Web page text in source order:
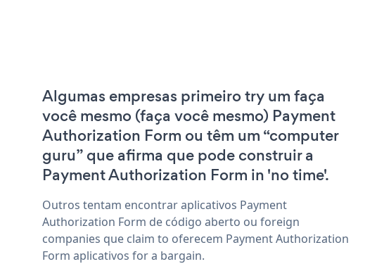
Algumas empresas primeiro try um faça
você mesmo (faça você mesmo) Payment
Authorization Form ou têm um “computer
guru” que afirma que pode construir a
Payment Authorization Form in 'no time'.
Outros tentam encontrar aplicativos Payment
Authorization Form de código aberto ou foreign
companies que claim to oferecem Payment Authorization
Form aplicativos for a bargain.